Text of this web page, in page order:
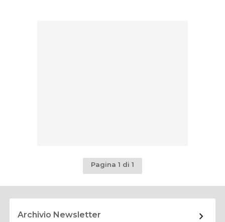
Pagina 1 di 1
Archivio Newsletter